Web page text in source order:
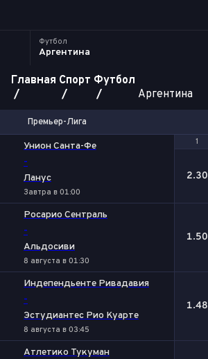
Футбол
Аргентина
Главная Спорт Футбол
Аргентина
Премьер-Лига
1
Унион Санта-Фе
-
Ланус
Завтра в 01:00
1
2.30
Росарио Сентраль
-
Альдосиви
8 августа в 01:30
1.50
Индепендьенте Ривадавия
-
Эстудиантес Рио Куарте
8 августа в 03:45
1.48
Атлетико Тукуман